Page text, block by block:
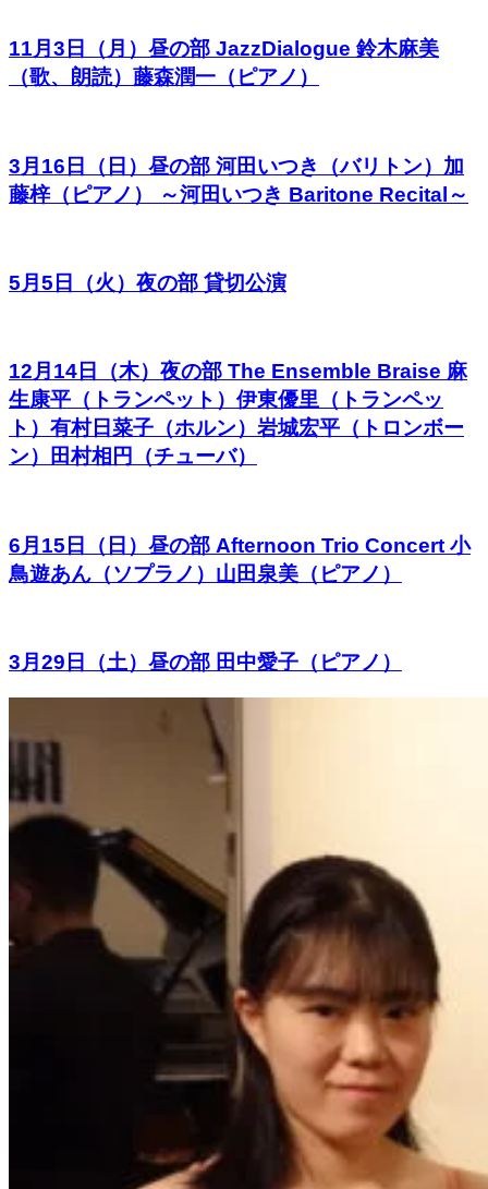
11月3日（月）昼の部 JazzDialogue 鈴木麻美
（歌、朗読）藤森潤一（ピアノ）
3月16日（日）昼の部 河田いつき（バリトン）加
藤梓（ピアノ） ～河田いつき Baritone Recital～
5月5日（火）夜の部 貸切公演
12月14日（木）夜の部 The Ensemble Braise 麻
生康平（トランペット）伊東優里（トランペッ
ト）有村日菜子（ホルン）岩城宏平（トロンボー
ン）田村相円（チューバ）
6月15日（日）昼の部 Afternoon Trio Concert 小
鳥遊あん（ソプラノ）山田泉美（ピアノ）
3月29日（土）昼の部 田中愛子（ピアノ）